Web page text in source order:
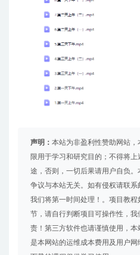
声明： 本站为非盈利性赞助网站
限用于学习和研究目的；不得将
途，否则，一切后果请用户自负
争议与本站无关。如有侵权请联
我们将第一时间处理！。项目教
节，请自行判断项目可操作性，
责！第三方软件也请谨慎使用，
是本网站的运维成本费用及用户网